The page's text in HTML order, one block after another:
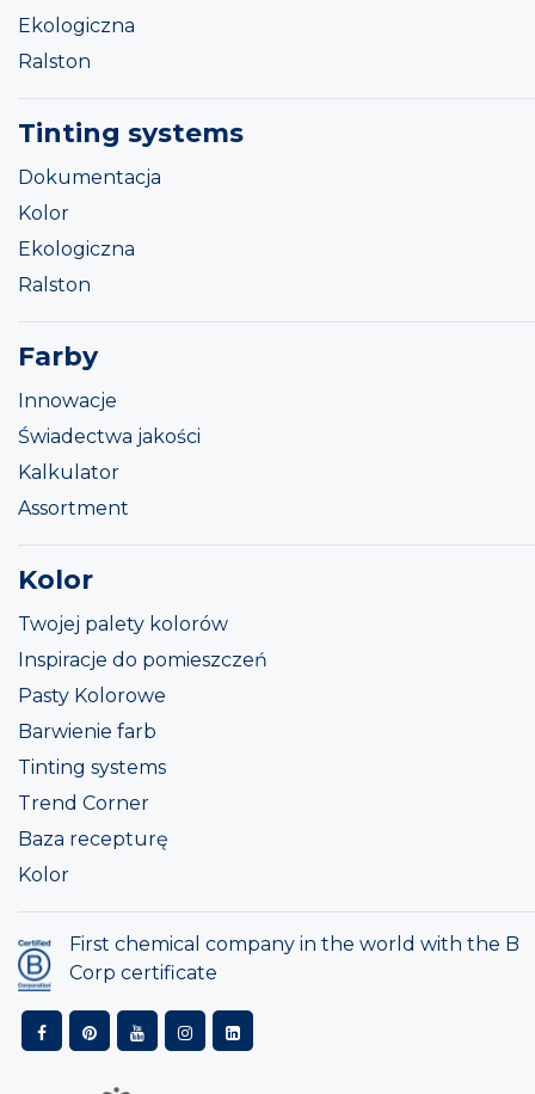
Ekologiczna
Ralston
Tinting systems
Dokumentacja
Kolor
Ekologiczna
Ralston
Farby
Innowacje
Świadectwa jakości
Kalkulator
Assortment
Kolor
Twojej palety kolorów
Inspiracje do pomieszczeń
Pasty Kolorowe
Barwienie farb
Tinting systems
Trend Corner
Baza recepturę
Kolor
First chemical company in the world with the B
Corp certificate